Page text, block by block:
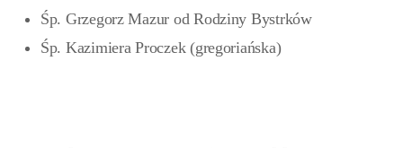
Śp. Grzegorz Mazur od Rodziny Bystrków
Śp. Kazimiera Proczek (gregoriańska)